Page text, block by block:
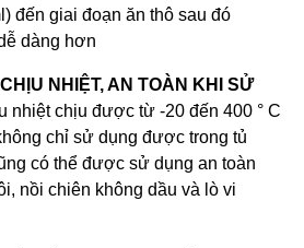
đến giai đoạn ăn thô sau đó
dàng hơn
NHIỆT, AN TOÀN KHI SỬ
nhiệt chịu được từ -20 đến 400 ° C
chỉ sử dụng được trong tủ
có thể được sử dụng an toàn
nồi chiên không dầu và lò vi